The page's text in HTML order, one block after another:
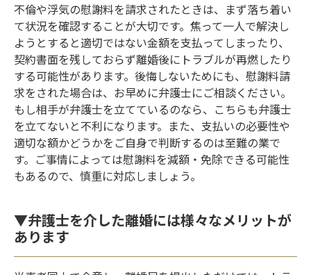
不倫や浮気の慰謝料を請求されたときは、まず落ち着い
て状況を確認することが大切です。焦って一人で解決し
ようとすると適切ではない金額を支払ってしまったり、
契約書面を残しておらず離婚後にトラブルが再燃したり
する可能性があります。後悔しないためにも、慰謝料請
求をされた場合は、お早めに弁護士にご相談ください。
もし相手が弁護士を立てているのなら、こちらも弁護士
を立てないと不利になります。また、支払いの必要性や
適切な額かどうかをご自身で判断するのは至難の業で
す。ご事情によっては慰謝料を減額・免除できる可能性
もあるので、慎重に対応しましょう。
▼弁護士を介した離婚には様々なメリットが
あります